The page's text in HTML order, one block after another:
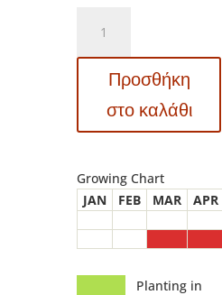
Crocus
–
Κρόκος
ποσότητα
Προσθήκη
στο καλάθι
Growing Chart
JAN
FEB MAR APR
Planting in